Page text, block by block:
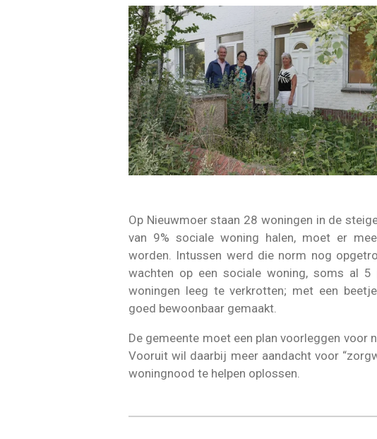
Op Nieuwmoer staan 28 woningen in de
van 9% sociale woning halen, moet er
worden. Intussen werd die norm nog
wachten op een sociale woning, soms al 5
woningen leeg te verkrotten; met een
goed bewoonbaar gemaakt.
De gemeente moet een plan voorleggen voor
Vooruit wil daarbij meer aandacht voor
woningnood te helpen oplossen.